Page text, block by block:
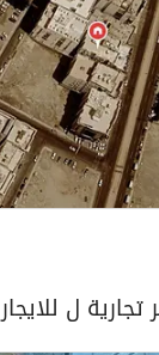
ل للايجار